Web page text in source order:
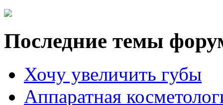
Последние темы
Хочу увеличить губы
Аппаратная